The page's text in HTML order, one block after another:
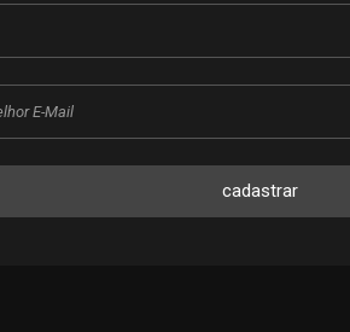
cadastrar